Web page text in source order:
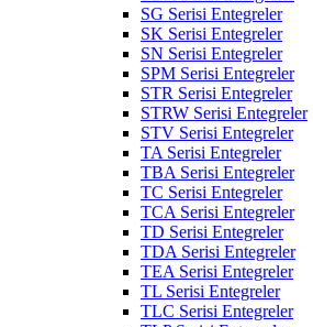
SG Serisi Entegreler
SK Serisi Entegreler
SN Serisi Entegreler
SPM Serisi Entegreler
STR Serisi Entegreler
STRW Serisi Entegreler
STV Serisi Entegreler
TA Serisi Entegreler
TBA Serisi Entegreler
TC Serisi Entegreler
TCA Serisi Entegreler
TD Serisi Entegreler
TDA Serisi Entegreler
TEA Serisi Entegreler
TL Serisi Entegreler
TLC Serisi Entegreler